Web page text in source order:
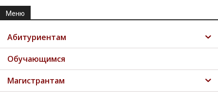
Меню
Абитуриентам
Обучающимся
Магистрантам